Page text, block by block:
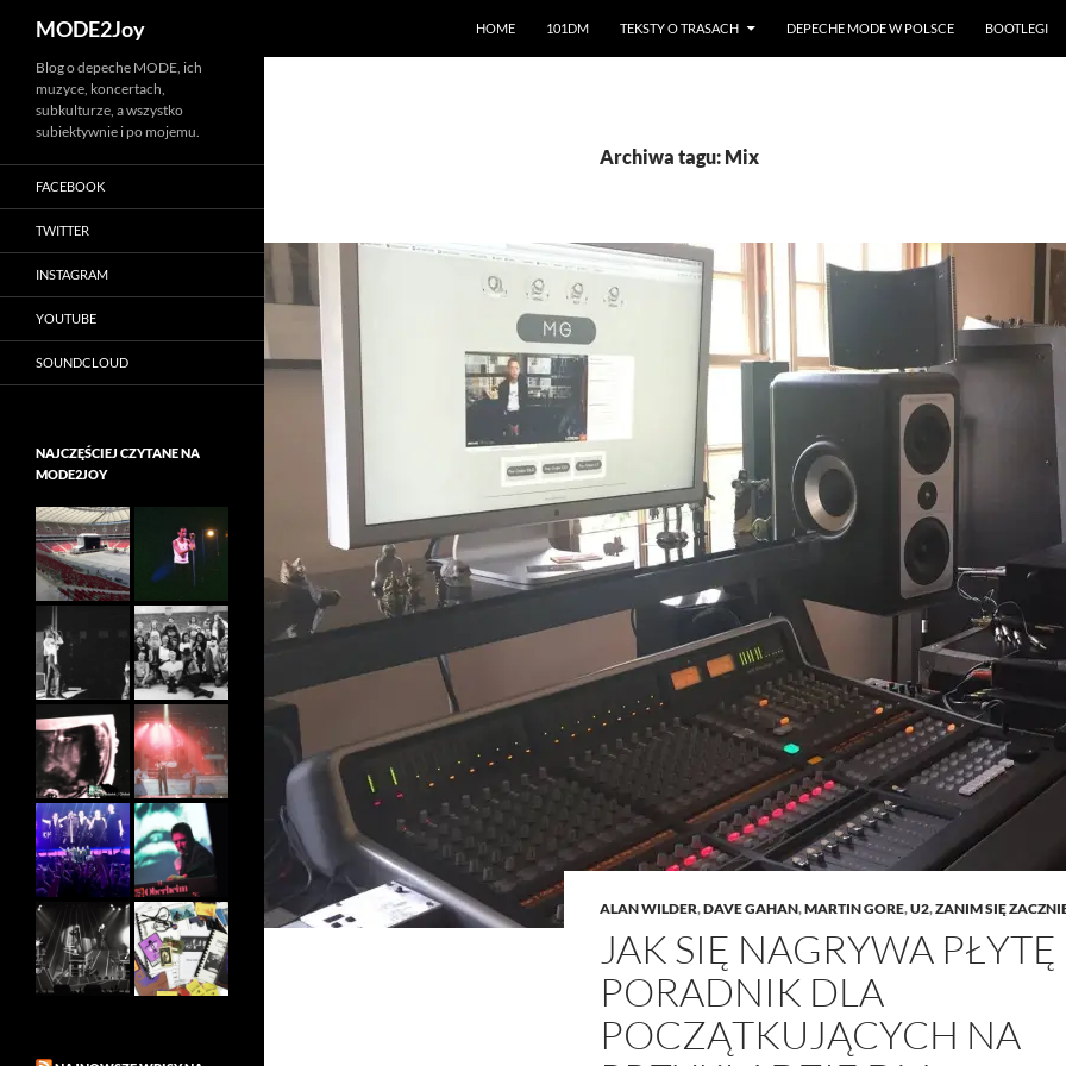
Przejdź
treści
MODE2Joy HOME 101DM TEKSTY O TRASACH DEPECHE MODE W POLSCE BOOTLEGI
Archiwa tagu: Mix
ALAN WILDER,DAVE GAHAN,MARTIN GORE,U2,ZANIM SIĘ
JAK SIĘ NAGRYWA PŁYTĘ
PORADNIK DLA
POCZĄTKUJĄCYCH NA
Blog o depeche MODE, ich
muzyce, koncertach,
subkulturze, a wszystko
subiektywnie i po mojemu.
FACEBOOK
TWITTER
INSTAGRAM
YOUTUBE
SOUNDCLOUD
NAJCZĘŚCIEJ CZYTANE NA
MODE2JOY